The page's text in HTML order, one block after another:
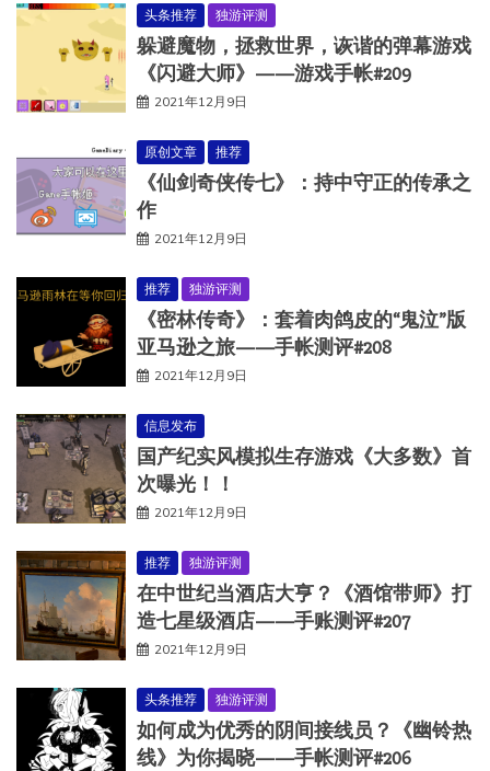
头条推荐 独游评测
躲避魔物，拯救世界，诙谐的弹幕游戏
《闪避大师》——游戏手帐#209
2021年12月9日
原创文章 推荐
《仙剑奇侠传七》：持中守正的传承之
作
2021年12月9日
推荐 独游评测
《密林传奇》：套着肉鸽皮的“鬼泣”版
亚马逊之旅——手帐测评#208
2021年12月9日
信息发布
国产纪实风模拟生存游戏《大多数》首
次曝光！！
2021年12月9日
推荐 独游评测
在中世纪当酒店大亨？《酒馆带师》打
造七星级酒店——手账测评#207
2021年12月9日
头条推荐 独游评测
如何成为优秀的阴间接线员？《幽铃热
线》为你揭晓——手帐测评#206